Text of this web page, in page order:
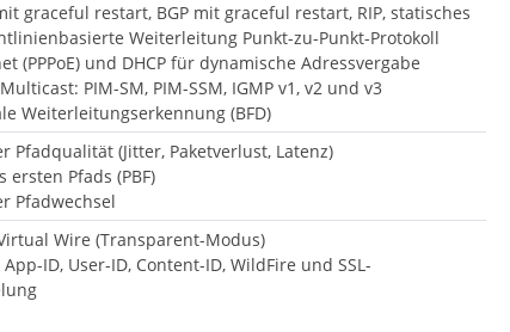
graceful restart, BGP mit graceful restart, RIP, statisches
Weiterleitung Punkt-zu-Punkt-Protokoll
(PPPoE) und DHCP für dynamische Adressvergabe
PIM-SM, PIM-SSM, IGMP v1, v2 und v3
Weiterleitungserkennung (BFD)
Pfadqualität (Jitter, Paketverlust, Latenz)
ersten Pfads (PBF)
Pfadwechsel
Virtual Wire (Transparent-Modus)
ID, User-ID, Content-ID, WildFire und SSL-